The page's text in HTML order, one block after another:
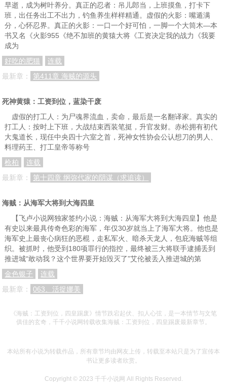
早逝，成为树叶养分。真正的忍者：吊儿郎当，上班摸鱼，打卡下
班，出任务出工不出力，钓鱼养生样样精通。虚假的火影：嘴遁满
分，心怀忍界。真正的火影：一口一个好可怕，一脚一个大筒木—本
书又名《火影955《绝不加班的黄猿大将《工资决定我的战力《我要
成为
好吃的肥猫
连载
最新章：
第411章 海贼的源头
死神黄猿：工资到位，蓝染干废
虚假的打工人：为尸魂界流血，卖命，最后是一名翻译家。真实的
打工人：按时上下班，大战结束西装笔挺，升官发财。赤松拥有初代
大鬼道长，现任中央四十六室之首，死神女性协会公认想刀的男人、
料理药王、打工皇帝等称号
枪柏
连载
最新章：
第十四章 纲弥代家的阴谋（求追读）
海贼：从海军大将到大海四皇
【飞卢小说网独家签约小说：海贼：从海军大将到大海四皇】他是
有史以来最具传奇色彩的海军，年仅30岁就当上了海军大将。他也是
海军史上最丧心病狂的恶棍，走私军火、暗杀天龙人，包庇海贼等组
织。被抓时，他受到180项罪行的指控，最终被三大将联手逮捕丢到
推进城“敢动我？这个世界要开始毁灭了”艾伦被丢入推进城的第
金色银子
连载
最新章：
063、活捉娜美
《海贼：工资到位，四皇踢废》情节跌宕起伏、扣人心弦，是一本情节与文笔
俱佳的玄奇，千千小说网转载收集海贼：工资到位，四皇踢废最新章节。
本站所有小说为转载作品，所有章节均由网友上传，转载至本站只是为了宣传本
书让更多读者欣赏。
Copyright © 2023 千千小说网 All Rights Reserved.